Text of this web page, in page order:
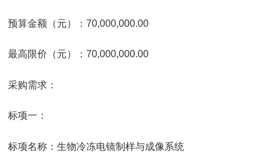
预算金额（元）：70,000,000.00
最高限价（元）：70,000,000.00
采购需求：
标项一：
标项名称：生物冷冻电镜制样与成像系统